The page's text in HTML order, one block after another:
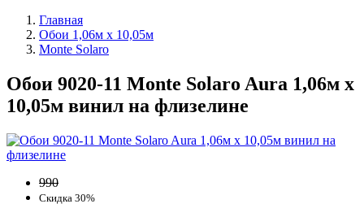
Главная
Обои 1,06м х 10,05м
Monte Solaro
Обои 9020-11 Monte Solaro Aura 1,06м х
10,05м винил на флизелине
990
Скидка 30%